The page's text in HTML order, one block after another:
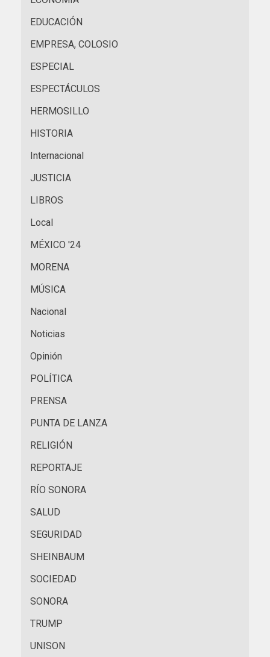
EDUCACIÓN
EMPRESA, COLOSIO
ESPECIAL
ESPECTÁCULOS
HERMOSILLO
HISTORIA
Internacional
JUSTICIA
LIBROS
Local
MÉXICO '24
MORENA
MÚSICA
Nacional
Noticias
Opinión
POLÍTICA
PRENSA
PUNTA DE LANZA
RELIGIÓN
REPORTAJE
RÍO SONORA
SALUD
SEGURIDAD
SHEINBAUM
SOCIEDAD
SONORA
TRUMP
UNISON